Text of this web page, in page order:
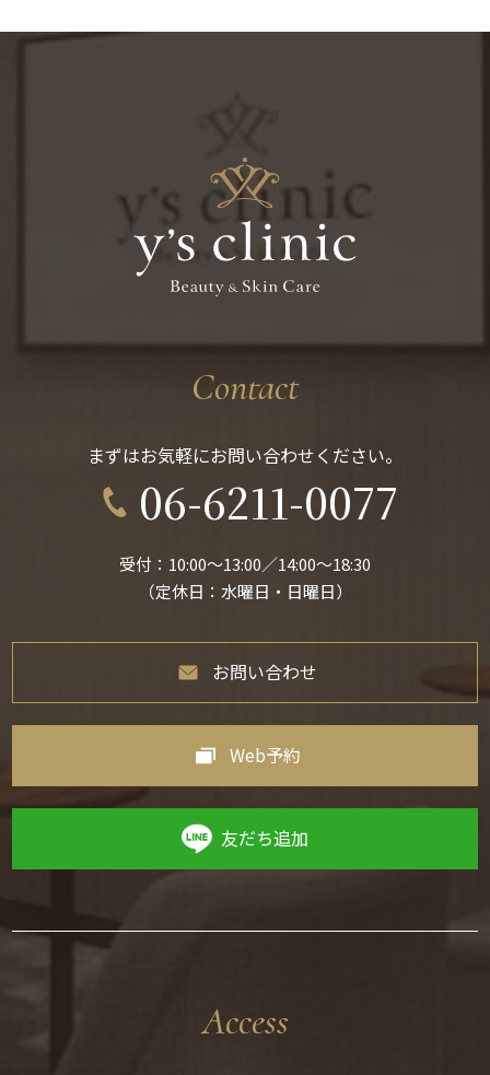
Contact
まずはお気軽にお問い合わせください。
06-6211-0077
受付：10:00〜13:00／14:00〜18:30
（定休日：水曜日・日曜日）
お問い合わせ
Web予約
友だち追加
Access